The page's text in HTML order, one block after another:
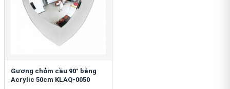
Gương chỏm cầu 90° bằng
Acrylic 50cm KLAQ-0050